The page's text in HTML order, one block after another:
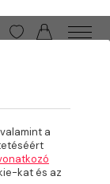
a
kat és az